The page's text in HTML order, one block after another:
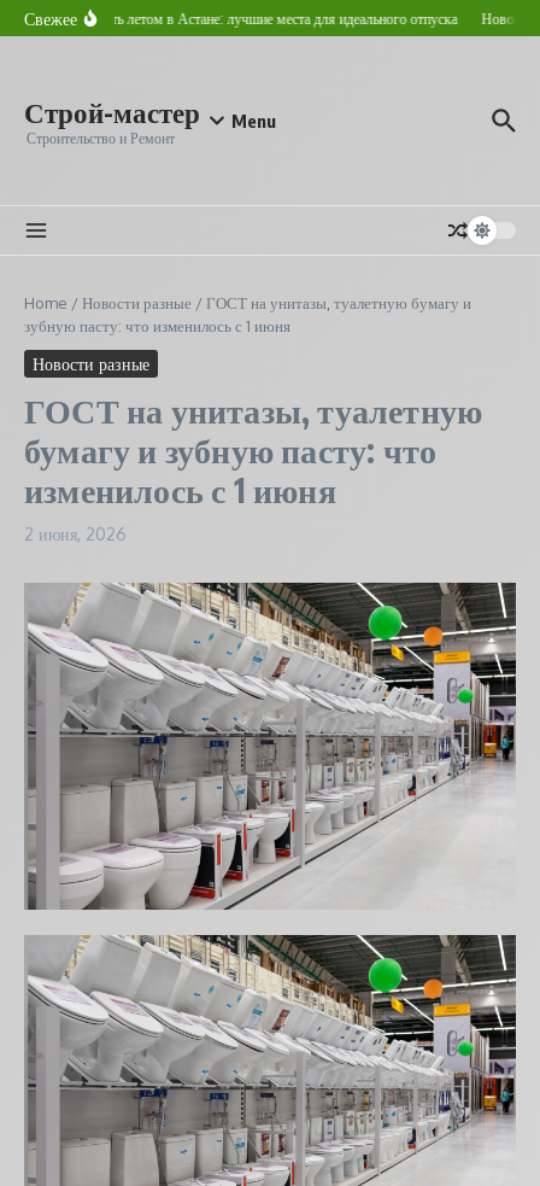
Перейти к содержанию
Свежее
Где отдохнуть летом в Астане: лучшие места для идеального отпуска
Строй-мастер
Строительство и Ремонт
Menu
Home /Новости разные /ГОСТ на унитазы, туалетную бумагу и
зубную пасту: что изменилось с 1 июня
Новости разные
ГОСТ на унитазы, туалетную
бумагу и зубную пасту: что
изменилось с 1 июня
2 июня, 2026